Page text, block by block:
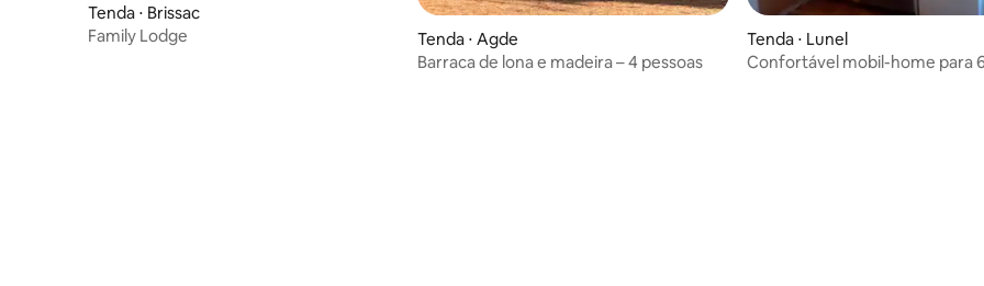
Tenda ⋅ Brissac
Family Lodge
Tenda ⋅ Agde
Barraca de lona e madeira – 4 pessoas
Tenda ⋅ Lunel
Confortável mobil-home para